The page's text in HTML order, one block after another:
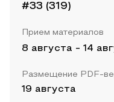
#33 (319)
Прием материалов
8 августа - 14
Размещение PDF-
19 августа